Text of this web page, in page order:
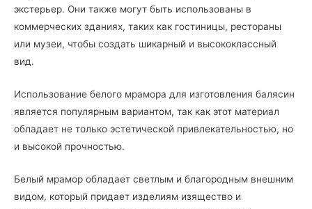
экстерьер. Они также могут быть использованы в
коммерческих зданиях, таких как гостиницы, рестораны
или музеи, чтобы создать шикарный и высококлассный
вид.
Использование белого мрамора для изготовления балясин
является популярным вариантом, так как этот материал
обладает не только эстетической привлекательностью, но
и высокой прочностью.
Белый мрамор обладает светлым и благородным внешним
видом, который придает изделиям изящество и